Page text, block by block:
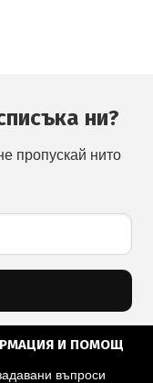
ни?
пропускай нито
И ПОМОЩ
въпроси